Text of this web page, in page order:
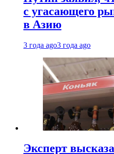
с угасающего
в Азию
3 года ago3 года ago
Эксперт